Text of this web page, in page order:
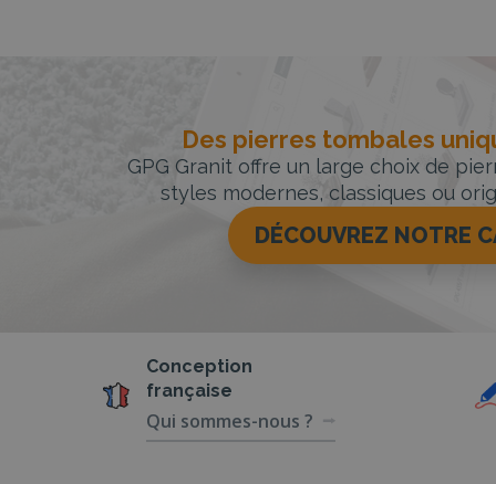
Des pierres tombales
GPG Granit offre un large choix de
styles modernes, classiques ou
DÉCOUVREZ NOTRE
Conception
française
Qui sommes-nous ?